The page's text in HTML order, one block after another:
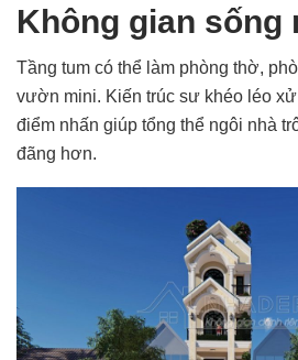
Không gian sống
Tầng tum có thể làm phòng thờ,
vườn mini. Kiến trúc sư khéo léo
điểm nhấn giúp tổng thể ngôi nhà
đãng hơn.